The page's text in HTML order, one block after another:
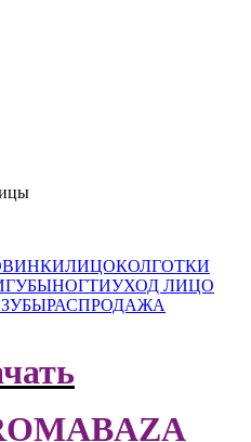
ЛИЦОКОЛГОТКИ
ГУБЫНОГТИУХОД ЛИЦО
РАСПРОДАЖА